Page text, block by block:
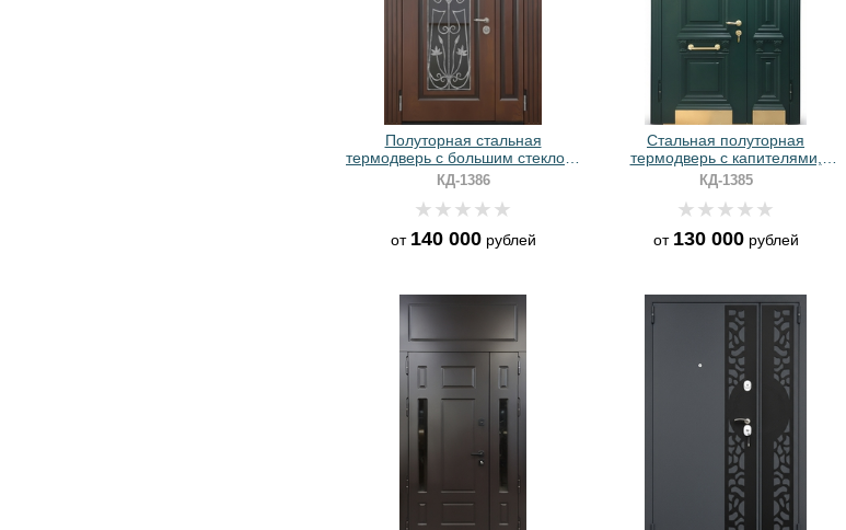
Полуторная стальная
термодверь с большим стеклом,
кованой решеткой и
коричневыми плитами МДФ
КД-1386
от 140 000рублей
Стальная полуторная
термодверь с капителями,
отбойниками и панелями МДФ
зеленого цвета с багетом
КД-1385
от 130 000рублей